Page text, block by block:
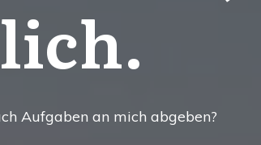
Aufgaben an mich abgeben?